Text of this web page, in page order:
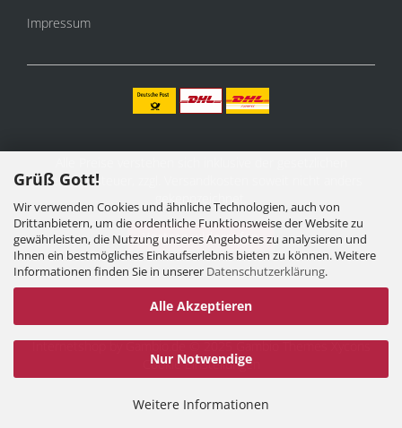
Grüß Gott!
Wir verwenden Cookies und ähnliche Technologien, auch von
Drittanbietern, um die ordentliche Funktionsweise der Website zu
gewährleisten, die Nutzung unseres Angebotes zu analysieren und
Ihnen ein bestmögliches Einkaufserlebnis bieten zu können. Weitere
Informationen finden Sie in unserer Datenschutzerklärung.
Alle Akzeptieren
Nur Notwendige
Weitere Informationen
Impressum
Mehrwertsteuer, zzgl.
gekennzeichnet.
Vertrag widerrufen
Internetshopby Gambio.de © 2025 Gambio ThemesXycons
Cookie Einstellungen